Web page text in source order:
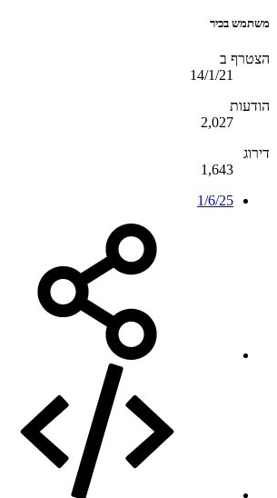
משתמש בכיר
הצטרף ב
14/1/21
הודעות
2,027
דירוג
1,643
1/6/25